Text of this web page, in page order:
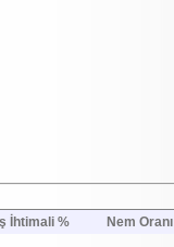
İhtimali % Nem Oranı